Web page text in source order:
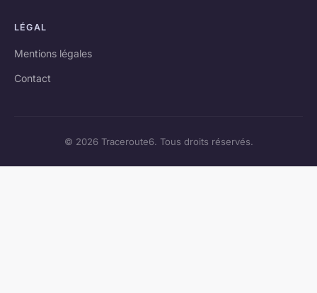
LÉGAL
Mentions légales
Contact
© 2026 Traceroute6. Tous droits réservés.